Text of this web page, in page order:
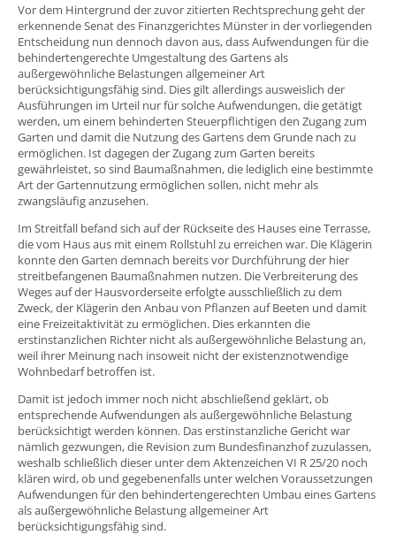
Vor dem Hintergrund der zuvor zitierten Rechtsprechung geht der
erkennende Senat des Finanzgerichtes Münster in der vorliegenden
Entscheidung nun dennoch davon aus, dass Aufwendungen für die
behindertengerechte Umgestaltung des Gartens als
außergewöhnliche Belastungen allgemeiner Art
berücksichtigungsfähig sind. Dies gilt allerdings ausweislich der
Ausführungen im Urteil nur für solche Aufwendungen, die getätigt
werden, um einem behinderten Steuerpflichtigen den Zugang zum
Garten und damit die Nutzung des Gartens dem Grunde nach zu
ermöglichen. Ist dagegen der Zugang zum Garten bereits
gewährleistet, so sind Baumaßnahmen, die lediglich eine bestimmte
Art der Gartennutzung ermöglichen sollen, nicht mehr als
zwangsläufig anzusehen.
Im Streitfall befand sich auf der Rückseite des Hauses eine Terrasse,
die vom Haus aus mit einem Rollstuhl zu erreichen war. Die Klägerin
konnte den Garten demnach bereits vor Durchführung der hier
streitbefangenen Baumaßnahmen nutzen. Die Verbreiterung des
Weges auf der Hausvorderseite erfolgte ausschließlich zu dem
Zweck, der Klägerin den Anbau von Pflanzen auf Beeten und damit
eine Freizeitaktivität zu ermöglichen. Dies erkannten die
erstinstanzlichen Richter nicht als außergewöhnliche Belastung an,
weil ihrer Meinung nach insoweit nicht der existenznotwendige
Wohnbedarf betroffen ist.
Damit ist jedoch immer noch nicht abschließend geklärt, ob
entsprechende Aufwendungen als außergewöhnliche Belastung
berücksichtigt werden können. Das erstinstanzliche Gericht war
nämlich gezwungen, die Revision zum Bundesfinanzhof zuzulassen,
weshalb schließlich dieser unter dem Aktenzeichen VI R 25/20 noch
klären wird, ob und gegebenenfalls unter welchen Voraussetzungen
Aufwendungen für den behindertengerechten Umbau eines Gartens
als außergewöhnliche Belastung allgemeiner Art
berücksichtigungsfähig sind.